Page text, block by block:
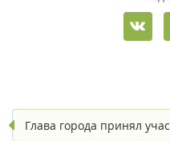
Глава города принял